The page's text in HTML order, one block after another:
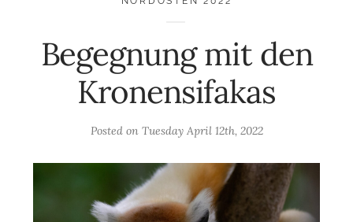
Begegnung mit den
Kronensifakas
Posted on Tuesday April 12th, 2022